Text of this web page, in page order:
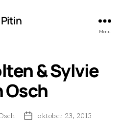
Pitin
Menu
& Sylvie
Osch
Berichtdatum
oktober 23, 2015